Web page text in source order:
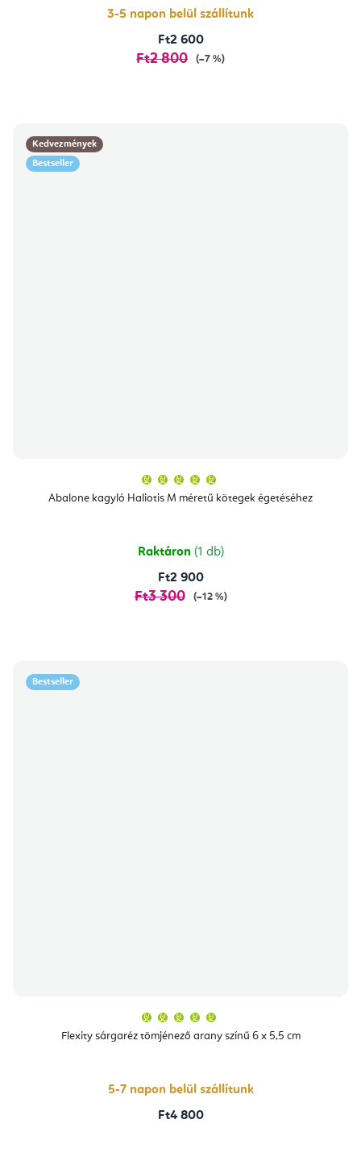
3-5 napon belül szállítunk
Ft2 600
Ft2 800 (–7 %)
Kedvezmények
Bestseller
Abalone kagyló Haliotis M méretű kötegek égetéséhez
átlagos
értékelése
csillag.
Raktáron (1 db)
Ft2 900
Ft3 300 (–12 %)
Bestseller
Flexity sárgaréz tömjénező arany színű 6 x 5,5 cm
átlagos
értékelése
csillag.
5-7 napon belül szállítunk
Ft4 800